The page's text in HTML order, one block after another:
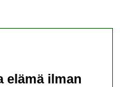
elämä ilman